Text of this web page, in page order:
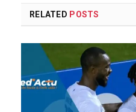
RELATED POSTS